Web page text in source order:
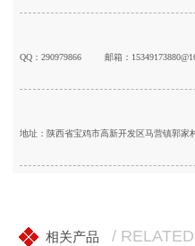
QQ：290979866 邮箱：
地址：陕西省宝鸡市高新开发区马营镇郭家
相关产品 /